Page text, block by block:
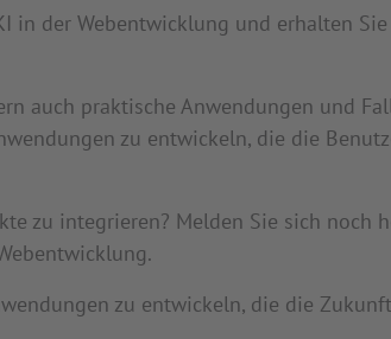
in der Webentwicklung und erhalten
auch praktische Anwendungen und
zu entwickeln, die die
zu integrieren? Melden Sie sich noch
zu entwickeln, die die